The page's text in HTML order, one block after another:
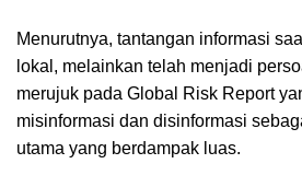
Menurutnya, tantangan informasi
lokal, melainkan telah menjadi
merujuk pada Global Risk Report
misinformasi dan disinformasi
utama yang berdampak luas.